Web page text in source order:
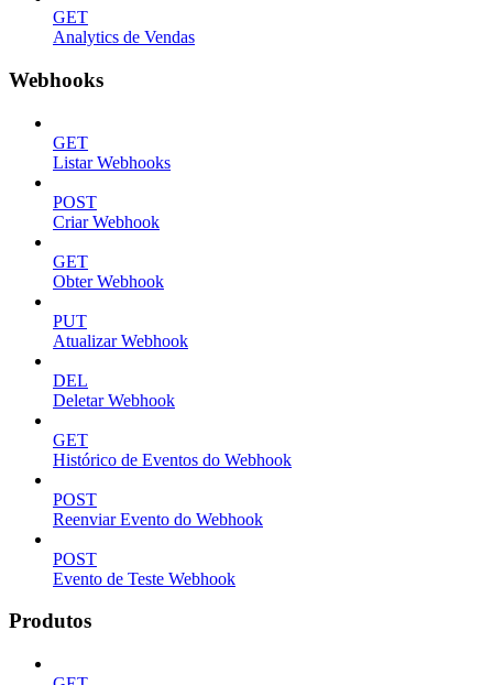
GET
Analytics de Vendas
Webhooks
GET
Listar Webhooks
POST
Criar Webhook
GET
Obter Webhook
PUT
Atualizar Webhook
DEL
Deletar Webhook
GET
Histórico de Eventos do Webhook
POST
Reenviar Evento do Webhook
POST
Evento de Teste Webhook
Produtos